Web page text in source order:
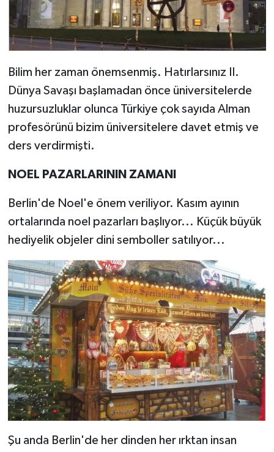
Bilim her zaman önemsenmiş. Hatırlarsınız II.
Dünya Savaşı başlamadan önce üniversitelerde
huzursuzluklar olunca Türkiye çok sayıda Alman
profesörünü bizim üniversitelere davet etmiş ve
ders verdirmişti.
NOEL PAZARLARININ ZAMANI
Berlin'de Noel'e önem veriliyor. Kasım ayının
ortalarında noel pazarları başlıyor... Küçük büyük
hediyelik objeler dini semboller satılıyor...
Şu anda Berlin'de her dinden her ırktan insan